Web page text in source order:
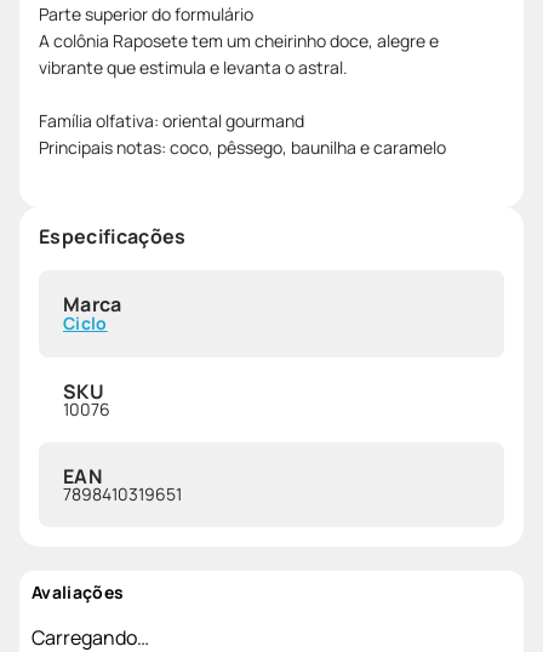
Parte superior do formulário
A colônia Raposete tem um cheirinho doce, alegre e
vibrante que estimula e levanta o astral.
Família olfativa: oriental gourmand
Principais notas: coco, pêssego, baunilha e caramelo
Especificações
Marca
Ciclo
SKU
10076
EAN
7898410319651
Avaliações
Carregando…